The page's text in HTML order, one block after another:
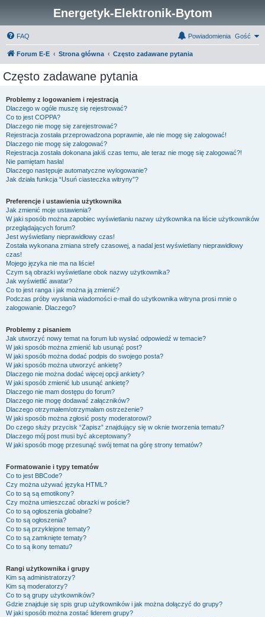
Energetyk-Elektronik-Bytom
FAQ Gość
Powiadomienia
Forum E-E Strona główna Często zadawane pytania
Często zadawane pytania
Problemy z logowaniem i rejestracją
Dlaczego w ogóle muszę się rejestrować?
Co to jest COPPA?
Dlaczego nie mogę się zarejestrować?
Rejestracja została przeprowadzona poprawnie, ale nie mogę się zalogować!
Dlaczego nie mogę się zalogować?
Rejestracja została dokonana jakiś czas temu, ale teraz nie mogę się zalogować?!
Nie pamiętam hasła!
Dlaczego następuje automatyczne wylogowanie?
Jak działa funkcja “Usuń ciasteczka witryny”?
Preferencje i ustawienia użytkownika
Jak zmienić moje ustawienia?
W jaki sposób można zapobiec wyświetlaniu nazwy użytkownika na liście użytkowników
przeglądających forum?
Jest wyświetlany nieprawidłowy czas!
Została wykonana zmiana strefy czasowej, a nadal jest wyświetlany nieprawidłowy
czas!
Mojego języka nie ma na liście!
Czym są obrazki wyświetlane obok nazwy użytkownika?
Jak wyświetlić awatar?
Co to jest ranga i jak można ją zmienić?
Podczas próby wysłania wiadomości e-mail do użytkownika witryna prosi mnie o
zalogowanie. Dlaczego?
Problemy z pisaniem
Jak utworzyć nowy temat na forum lub wysłać odpowiedź w temacie?
W jaki sposób można zmienić lub usunąć post?
W jaki sposób można dodać podpis do swojego posta?
W jaki sposób można utworzyć ankietę?
Dlaczego nie można dodać więcej opcji ankiety?
W jaki sposób zmienić lub usunąć ankietę?
Dlaczego nie mam dostępu do forum?
Dlaczego nie mogę dodawać załączników?
Dlaczego otrzymałem/otrzymałam ostrzeżenie?
W jaki sposób można zgłosić posty moderatorowi?
Do czego służy przycisk “Zapisz” znajdujący się w oknie tworzenia tematu?
Dlaczego mój post musi być akceptowany?
W jaki sposób mogę przesunąć swój temat na górę strony tematów?
Formatowanie i typy tematów
Co to jest BBCode?
Czy można używać języka HTML?
Co to są są emotikony?
Czy można umieszczać obrazki w poście?
Co to są ogłoszenia globalne?
Co to są ogłoszenia?
Co to są przyklejone tematy?
Co to są zamknięte tematy?
Co to są ikony tematu?
Rangi użytkownika i grupy
Kim są administratorzy?
Kim są moderatorzy?
Co to są grupy użytkowników?
Gdzie znajduje się spis grup użytkowników i jak można dołączyć do grupy?
W jaki sposób można zostać liderem grupy?